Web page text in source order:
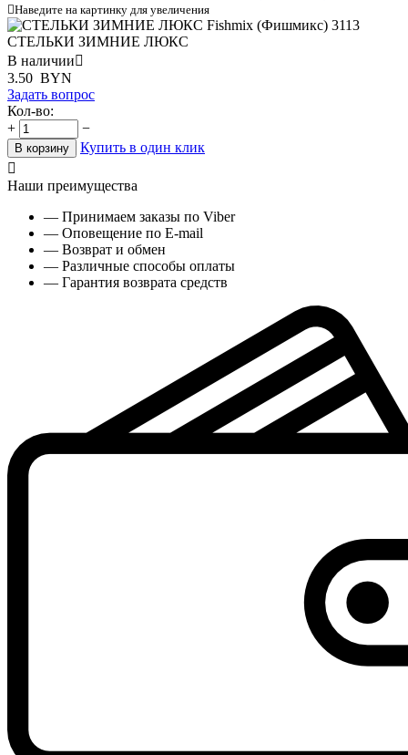
Наведите на картинку для увеличения
СТЕЛЬКИ ЗИМНИЕ ЛЮКС
В наличии
3.50 BYN
Задать вопрос
Кол-во:
+
−
В корзину
Купить в один клик

Наши преимущества
— Принимаем заказы по Viber
— Оповещение по E-mail
— Возврат и обмен
— Различные способы оплаты
— Гарантия возврата средств